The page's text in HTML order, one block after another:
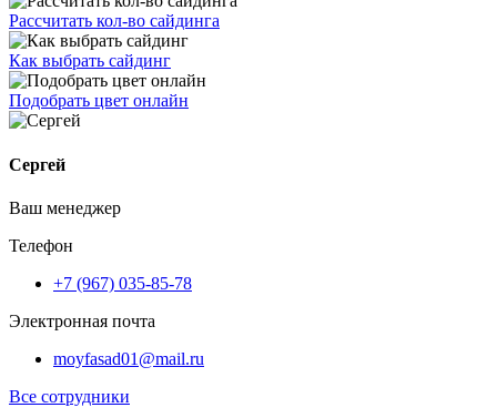
Рассчитать кол-во сайдинга
Как выбрать сайдинг
Подобрать цвет онлайн
Сергей
Ваш менеджер
Телефон
+7 (967) 035-85-78
Электронная почта
moyfasad01@mail.ru
Все сотрудники